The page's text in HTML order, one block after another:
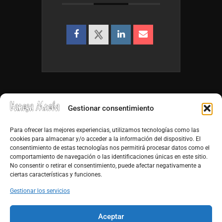
Gestionar consentimiento
Para ofrecer las mejores experiencias, utilizamos tecnologías como las
cookies para almacenar y/o acceder a la información del dispositivo. El
consentimiento de estas tecnologías nos permitirá procesar datos como el
comportamiento de navegación o las identificaciones únicas en este sitio.
No consentir o retirar el consentimiento, puede afectar negativamente a
ciertas características y funciones.
Gestionar los servicios
Aceptar
info@vanesamuela.es
Tfno. 659 813 899